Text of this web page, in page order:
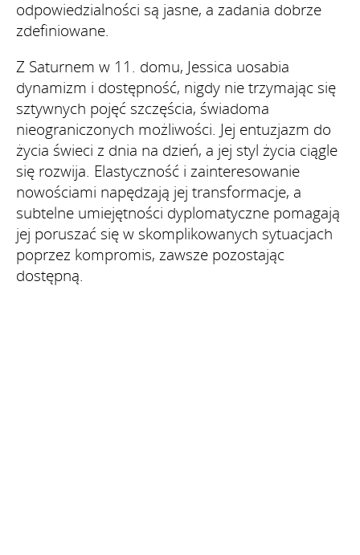
odpowiedzialności są jasne, a zadania dobrze
zdefiniowane.
Z Saturnem w 11. domu, Jessica uosabia
dynamizm i dostępność, nigdy nie trzymając się
sztywnych pojęć szczęścia, świadoma
nieograniczonych możliwości. Jej entuzjazm do
życia świeci z dnia na dzień, a jej styl życia ciągle
się rozwija. Elastyczność i zainteresowanie
nowościami napędzają jej transformacje, a
subtelne umiejętności dyplomatyczne pomagają
jej poruszać się w skomplikowanych sytuacjach
poprzez kompromis, zawsze pozostając
dostępną.